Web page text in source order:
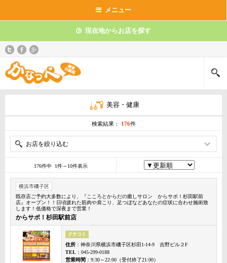
メニュー
現在地からお店を探す
美容・健康
検索結果： 176件
お店を絞り込む
176件中 1件～10件表示
横浜市磯子区
既存店ご予約大多数により、『こころとからだの癒しサロン からサポ！杉田駅前
店』オープン！！日頃疲れた筋肉や肩こり、足つぼなどあなたの症状に合わせ施術致
します！低価格で深夜まで営業！
からサポ！杉田駅前店
クチコミ
住所 ：神奈川県横浜市磯子区杉田1-14-9 吉野ビル２F
TEL ：045-299-0188
営業時間 ：9:30～22:00（受付終了21:00）